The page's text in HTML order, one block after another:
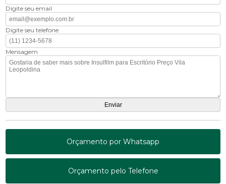
Digite seu email
Digite seu telefone
Mensagem
Orçamento por Whatsapp
Orçamento pelo Telefone